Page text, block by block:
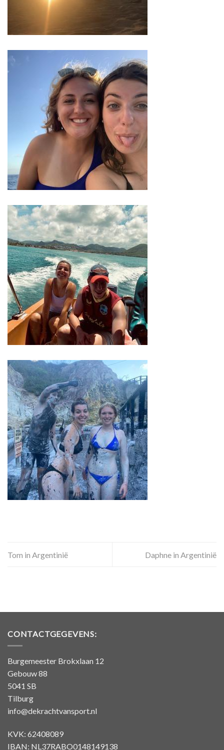
Tom in Argentinië Daphne in Argentinië
CONTACTGEGEVENS:
Burgemeester Brokxlaan 12
Gebouw 88
5041 SB
Tilburg
info@dekrachtvansport.nl
KVK: 62408089
IBAN: NL37RABO0148149138